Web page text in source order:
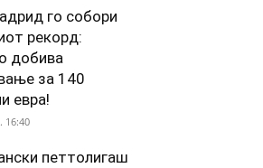
го собори
рекорд:
добива
за 140
евра!
16:40
петтолигаш